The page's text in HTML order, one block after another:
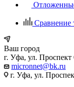
Сравнение
Ваш город
г. Уфа, ул. Проспект
micronnet@bk.ru
г. Уфа, ул.